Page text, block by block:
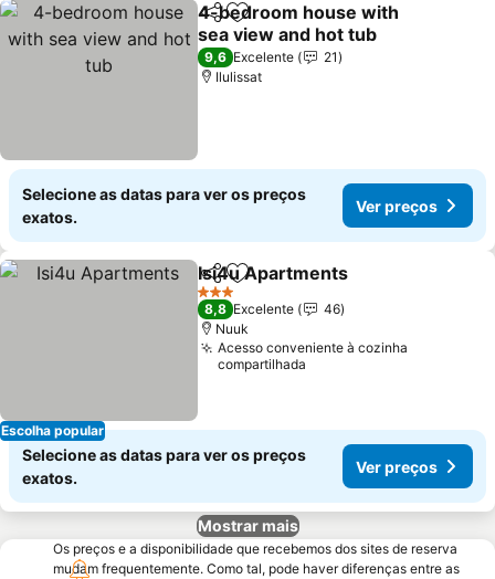
PartilharAdicionar aos favoritos
4-bedroom house with
sea view and hot tub
Ver preços
9,6 Excelente
21
Ilulissat
Selecione as datas para ver os preços
exatos.
Ver preços
Escolha popular
PartilharAdicionar aos favoritos
Isi4u Apartments
3 Estrelas
8,8 Excelente
46
Nuuk
Acesso conveniente à cozinha
compartilhada
Selecione as datas para ver os preços
exatos.
Ver preços
Mostrar mais
Os preços e a disponibilidade que recebemos dos sites de reserva
mudam frequentemente. Como tal, pode haver diferenças entre as